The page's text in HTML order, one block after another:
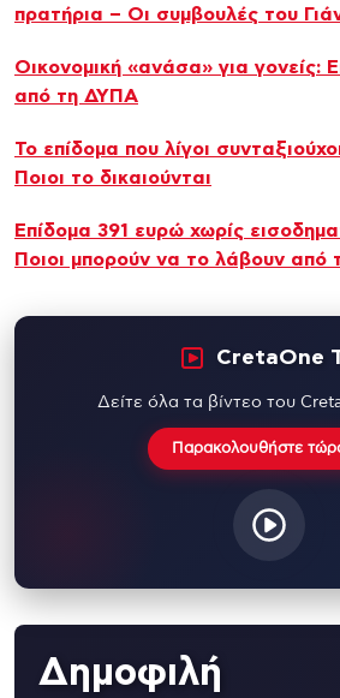
πρατήρια – Οι συμβουλές του
Oικονομική «ανάσα» για γονείς:
από τη ΔΥΠΑ
Το επίδομα που λίγοι
Ποιοι το δικαιούνται
Επίδομα 391 ευρώ χωρίς
Ποιοι μπορούν να το λάβουν
CretaOne
Δείτε όλα τα βίντεο του
Παρακολουθήστε
Δημοφιλή